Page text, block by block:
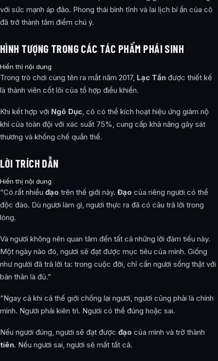
với sức mạnh áp đảo. Phong thái bình tĩnh và lai lịch bí ẩn của cô
đã trở thành tâm điểm chú ý.
HÌNH TƯỢNG TRONG CÁC TÁC PHẨM PHÁI SINH
Hiển thị nội dung
Trong trò chơi cùng tên ra mắt năm 2017, Lạc Tần được thiết kế
là thành viên cốt lõi của tổ hợp điều khiển.
Khi kết hợp với Ngô Dục, cô có thể kích hoạt hiệu ứng giảm nộ
khí của toàn đội với xác suất 75%, cung cấp khả năng gây sát
thương và khống chế quần thể.
LỜI TRÍCH DẪN
Hiển thị nội dung
“Có rất nhiều đạo trên thế giới này. Đạo của riêng ngươi có thể
độc đáo. Dù ngươi làm gì, ngươi thực ra đã có câu trả lời trong
lòng.
Và ngươi không nên quan tâm đến tất cả những lời đàm tiếu này.
Một ngày nào đó, ngươi sẽ đạt được mục tiêu của mình. Giống
như ngươi đã trả lời ta: trong cuộc đời, chỉ cần ngươi sống thật với
bản thân là đủ.”
“Ngay cả khi cả thế giới chống lại ngươi, ngươi cũng phải là chính
mình. Ngươi phải kiên trì. Ngươi có thể đúng hoặc sai.
Nếu ngươi đúng, ngươi sẽ đạt được đạo của mình và trở thành
tiên. Nếu ngươi sai, ngươi sẽ mất tất cả.